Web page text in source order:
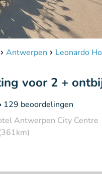
Antwerpen Leonardo
voor 2 +
129 beoordelingen
Antwerpen City Centre